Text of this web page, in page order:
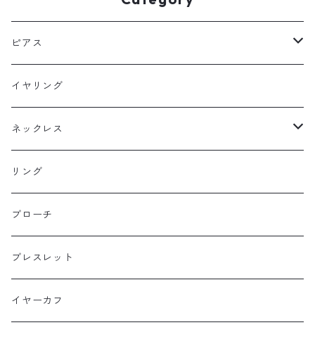
ピアス
フックピアス
スタッドピアス
ニュースタイル
イヤリング
ネックレス
ラージサイズ
ミドルサイズ
プチサイズ
横長タイプ
リング
ブローチ
ブレスレット
イヤーカフ